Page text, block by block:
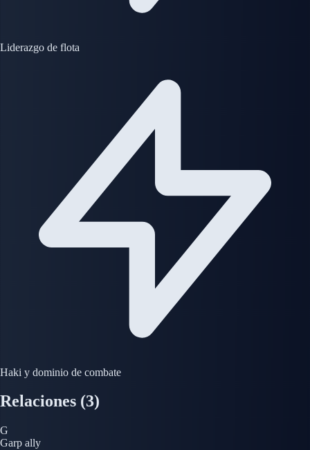
Liderazgo de flota
Haki y dominio de combate
Relaciones (3)
G
Garp ally